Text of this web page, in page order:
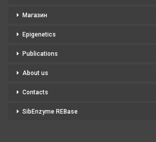
Магазин
Epigenetics
Publications
About us
Contacts
SibEnzyme REBase